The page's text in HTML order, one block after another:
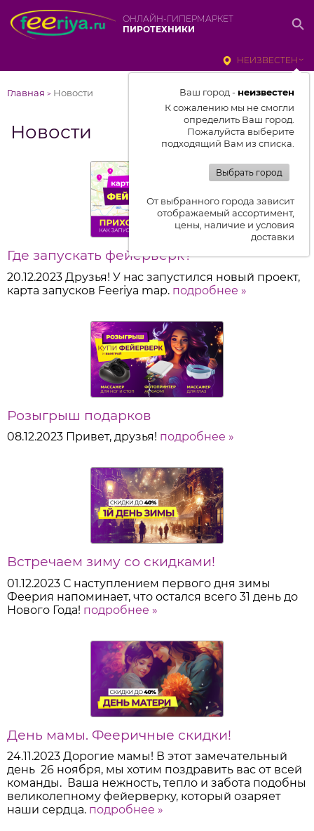
ОНЛАЙН-ГИПЕРМАРКЕТ
ПИРОТЕХНИКИ
НЕИЗВЕСТЕН
Ваш город - неизвестен
К сожалению мы не смогли
определить Ваш город.
Пожалуйста выберите
подходящий Вам из списка.
Выбрать город
От выбранного города зависит
отображаемый ассортимент,
цены, наличие и условия
доставки
Главная > Новости
Новости
Где запускать фейерверк?
20.12.2023 Друзья! У нас запустился новый проект,
карта запусков Feeriya map. подробнее »
Розыгрыш подарков
08.12.2023 Привет, друзья! подробнее »
Встречаем зиму со скидками!
01.12.2023 С наступлением первого дня зимы
Феерия напоминает, что остался всего 31 день до
Нового Года! подробнее »
День мамы. Фееричные скидки!
24.11.2023 Дорогие мамы! В этот замечательный
день 26 ноября, мы хотим поздравить вас от всей
команды. Ваша нежность, тепло и забота подобны
великолепному фейерверку, который озаряет
наши сердца. подробнее »